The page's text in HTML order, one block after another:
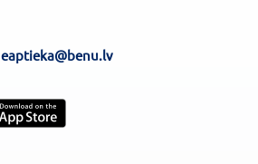
eaptieka@benu.lv